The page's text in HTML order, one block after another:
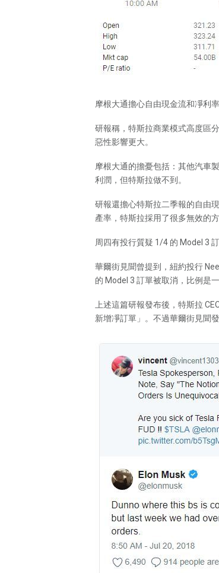
摩根大通擔心自由現金流和凈利率
研報稱，特斯拉商業模式高度區
惡性影響更大。
摩根大通的擔憂包括：其他汽車
利潤，但特斯拉做不到。
研報還擔心特斯拉二季報的自由
產率，特斯拉採用了很多無效的
周四有投行質疑 1/4 的 Model 3
華爾街見聞曾提到，紐約投行
的 Model 3 訂單被取消，比例是
上述這篇研報發布後，特斯拉
新增凈訂單」。不過華爾街見聞